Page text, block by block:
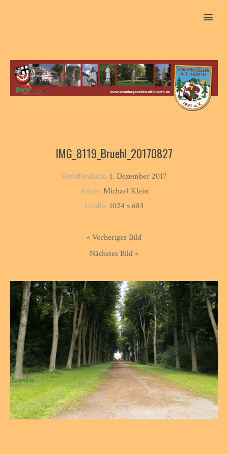
MENU
IMG_8119_Bruehl_20170827
Veröffentlicht: 1. Dezember 2017
Autor: Michael Klein
Größe: 1024 × 683
« Vorheriges Bild
Nächstes Bild »